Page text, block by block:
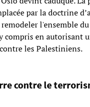
par la doctrine
l'ensemble
compris en autorisant
les Palestiniens.
contre le